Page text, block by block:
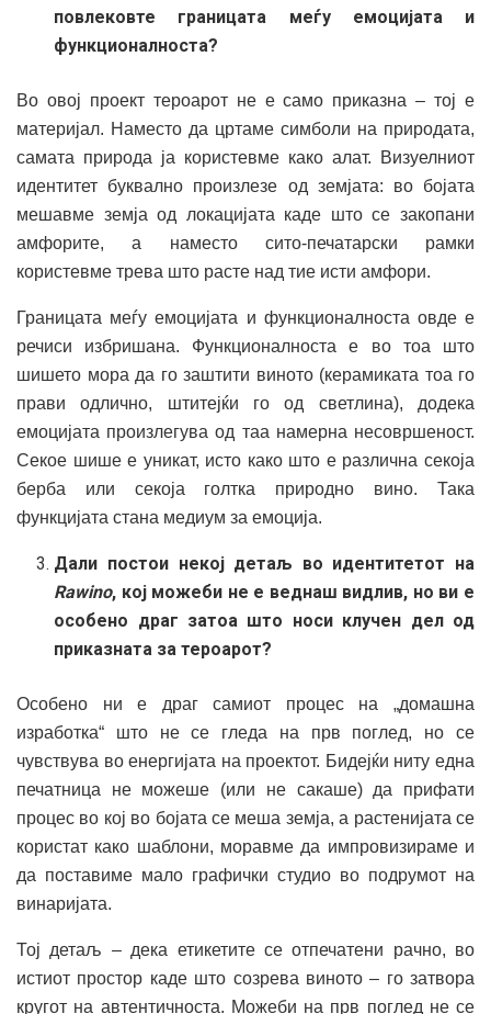
повлековте границата меѓу емоцијата и
функционалноста?
Во овој проект тероарот не е само приказна – тој е
материјал. Наместо да цртаме симболи на природата,
самата природа ја користевме како алат. Визуелниот
идентитет буквално произлезе од земјата: во бојата
мешавме земја од локацијата каде што се закопани
амфорите, а наместо сито-печатарски рамки
користевме трева што расте над тие исти амфори.
Границата меѓу емоцијата и функционалноста овде е
речиси избришана. Функционалноста е во тоа што
шишето мора да го заштити виното (керамиката тоа го
прави одлично, штитејќи го од светлина), додека
емоцијата произлегува од таа намерна несовршеност.
Секое шише е уникат, исто како што е различна секоја
берба или секоја голтка природно вино. Така
функцијата стана медиум за емоција.
Дали постои некој детаљ во идентитетот на
Rawino, кој можеби не е веднаш видлив, но ви е
особено драг затоа што носи клучен дел од
приказната за тероарот?
Особено ни е драг самиот процес на „домашна
изработка“ што не се гледа на прв поглед, но се
чувствува во енергијата на проектот. Бидејќи ниту една
печатница не можеше (или не сакаше) да прифати
процес во кој во бојата се меша земја, а растенијата се
користат како шаблони, моравме да импровизираме и
да поставиме мало графички студио во подрумот на
винаријата.
Тој детаљ – дека етикетите се отпечатени рачно, во
истиот простор каде што созрева виното – го затвора
кругот на автентичноста. Можеби на прв поглед не се